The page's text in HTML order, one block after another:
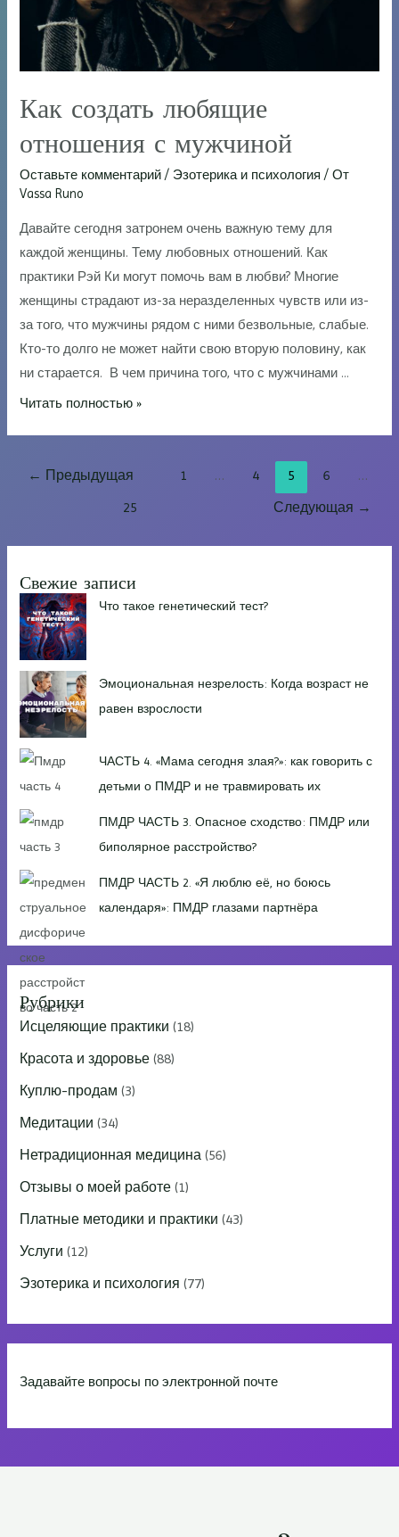
Как создать любящие
отношения с мужчиной
Оставьте комментарий / Эзотерика и психология / От
Vassa Runo
Давайте сегодня затронем очень важную тему для
каждой женщины. Тему любовных отношений. Как
практики Рэй Ки могут помочь вам в любви? Многие
женщины страдают из-за неразделенных чувств или из-
за того, что мужчины рядом с ними безвольные, слабые.
Кто-то долго не может найти свою вторую половину, как
ни старается. В чем причина того, что с мужчинами …
Как
отношения
Читать полностью »
Пагинация
← Предыдущая 1 … 4 5 6 …
25 Следующая →
Свежие записи
Что такое генетический тест?
Эмоциональная незрелость: Когда возраст не
равен взрослости
ЧАСТЬ 4. «Мама сегодня злая?»: как говорить с
детьми о ПМДР и не травмировать их
ПМДР ЧАСТЬ 3. Опасное сходство: ПМДР или
биполярное расстройство?
ПМДР ЧАСТЬ 2. «Я люблю её, но боюсь
календаря»: ПМДР глазами партнёра
Рубрики
Исцеляющие практики (18)
Красота и здоровье (88)
Куплю-продам (3)
Медитации (34)
Нетрадиционная медицина (56)
Отзывы о моей работе (1)
Платные методики и практики (43)
Услуги (12)
Эзотерика и психология (77)
Задавайте вопросы по электронной почте